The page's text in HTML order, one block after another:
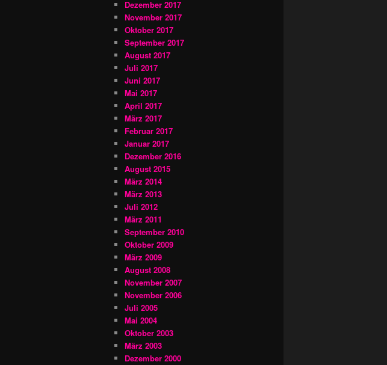
Dezember 2017
November 2017
Oktober 2017
September 2017
August 2017
Juli 2017
Juni 2017
Mai 2017
April 2017
März 2017
Februar 2017
Januar 2017
Dezember 2016
August 2015
März 2014
März 2013
Juli 2012
März 2011
September 2010
Oktober 2009
März 2009
August 2008
November 2007
November 2006
Juli 2005
Mai 2004
Oktober 2003
März 2003
Dezember 2000